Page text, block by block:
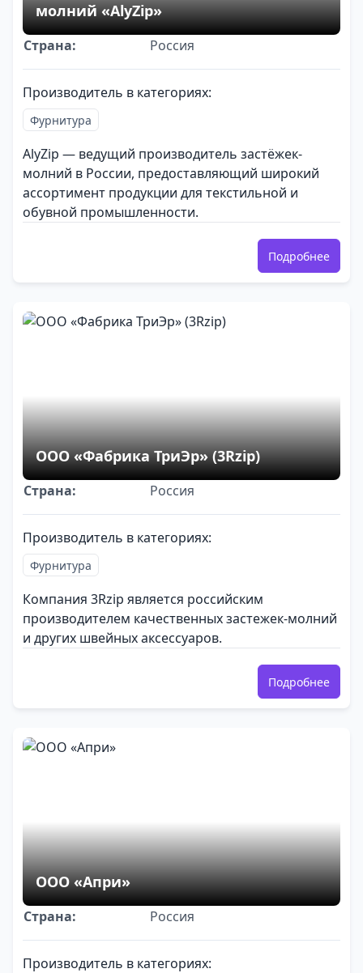
молний «AlyZip»
Страна: Россия
Производитель в категориях:
Фурнитура
AlyZip — ведущий производитель застёжек-
молний в России, предоставляющий широкий
ассортимент продукции для текстильной и
обувной промышленности.
Подробнее
ООО «Фабрика ТриЭр» (3Rzip)
Страна: Россия
Производитель в категориях:
Фурнитура
Компания 3Rzip является российским
производителем качественных застежек-молний
и других швейных аксессуаров.
Подробнее
ООО «Апри»
Страна: Россия
Производитель в категориях: